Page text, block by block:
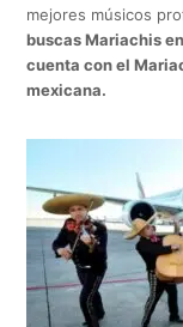
mejores músicos
buscas Mariachis
cuenta con el
mexicana.